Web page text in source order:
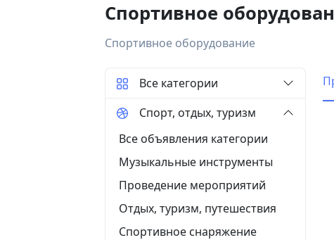
Спортивное
Спортивное оборудование
Все категории
Спорт, отдых, туризм
Все объявления категории
Музыкальные инструменты
Проведение мероприятий
Отдых, туризм, путешествия
Спортивное снаряжение